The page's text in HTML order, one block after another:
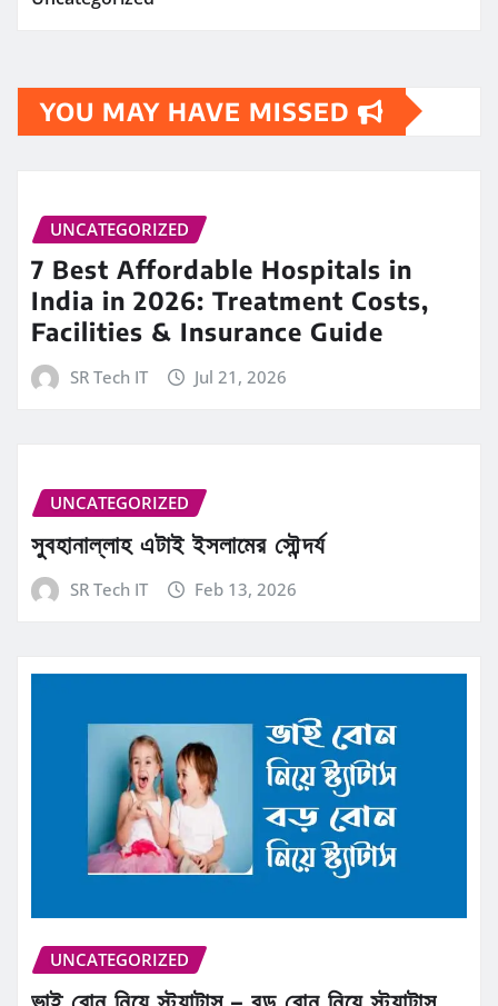
YOU MAY HAVE MISSED
UNCATEGORIZED
7 Best Affordable Hospitals in
India in 2026: Treatment Costs,
Facilities & Insurance Guide
SR Tech IT Jul 21, 2026
UNCATEGORIZED
সুবহানাল্লাহ এটাই ইসলামের সৌন্দর্য
SR Tech IT Feb 13, 2026
UNCATEGORIZED